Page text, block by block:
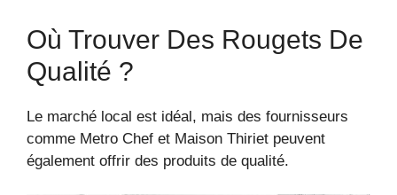
Où Trouver Des Rougets De
Qualité ?
Le marché local est idéal, mais des fournisseurs
comme Metro Chef et Maison Thiriet peuvent
également offrir des produits de qualité.